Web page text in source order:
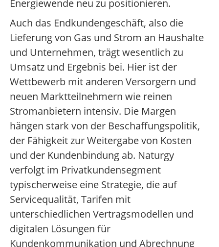
Energiewende neu zu positionieren.
Auch das Endkundengeschäft, also die
Lieferung von Gas und Strom an Haushalte
und Unternehmen, trägt wesentlich zu
Umsatz und Ergebnis bei. Hier ist der
Wettbewerb mit anderen Versorgern und
neuen Marktteilnehmern wie reinen
Stromanbietern intensiv. Die Margen
hängen stark von der Beschaffungspolitik,
der Fähigkeit zur Weitergabe von Kosten
und der Kundenbindung ab. Naturgy
verfolgt im Privatkundensegment
typischerweise eine Strategie, die auf
Servicequalität, Tarifen mit
unterschiedlichen Vertragsmodellen und
digitalen Lösungen für
Kundenkommunikation und Abrechnung